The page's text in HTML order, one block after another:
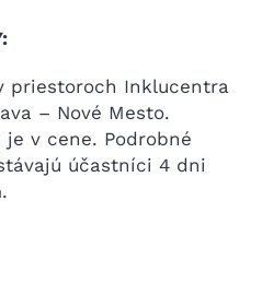
priestoroch Inklucentra
– Nové Mesto.
v cene. Podrobné
účastníci 4 dni